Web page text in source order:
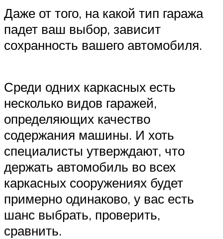
Даже от того, на какой тип гаража
падет ваш выбор, зависит
сохранность вашего автомобиля.
Среди одних каркасных есть
несколько видов гаражей,
определяющих качество
содержания машины. И хоть
специалисты утверждают, что
держать автомобиль во всех
каркасных сооружениях будет
примерно одинаково, у вас есть
шанс выбрать, проверить,
сравнить.